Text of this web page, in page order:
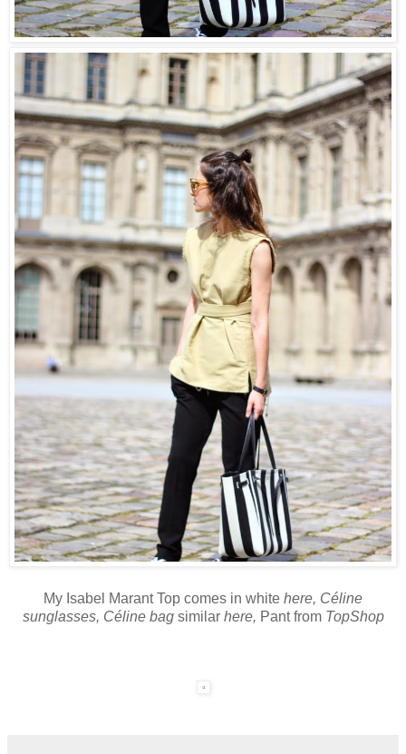
My Isabel Marant Top comes in white here, Céline
sunglasses, Céline bag similar here, Pant from TopShop